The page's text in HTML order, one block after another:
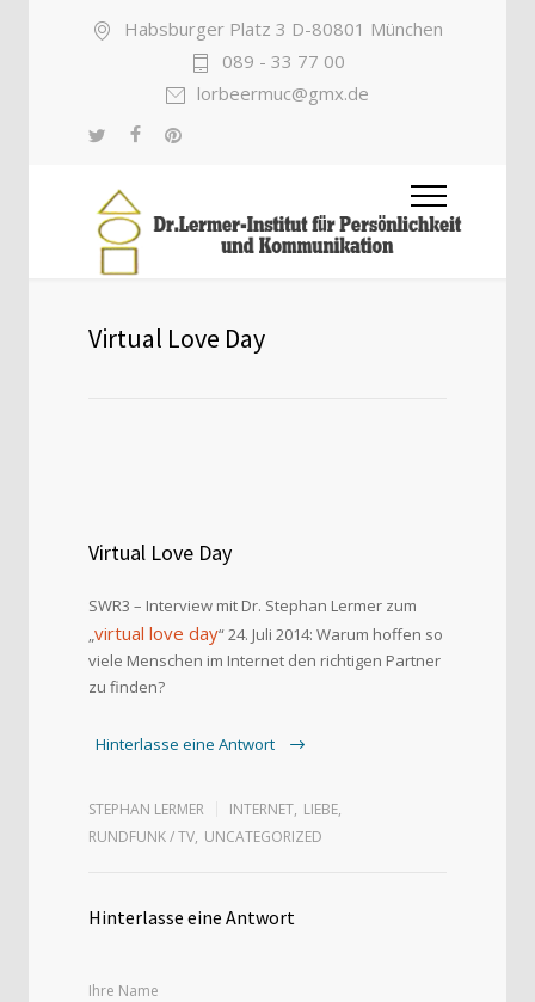
Habsburger Platz 3 D-80801 München
089 - 33 77 00
lorbeermuc@gmx.de
Virtual Love Day
Virtual Love Day
SWR3 – Interview mit Dr. Stephan Lermer zum
„virtual love day“ 24. Juli 2014: Warum hoffen so
viele Menschen im Internet den richtigen Partner
zu finden?
Hinterlasse eine Antwort
STEPHAN LERMER INTERNET, LIEBE,
RUNDFUNK / TV, UNCATEGORIZED
Hinterlasse eine Antwort
Ihre Name